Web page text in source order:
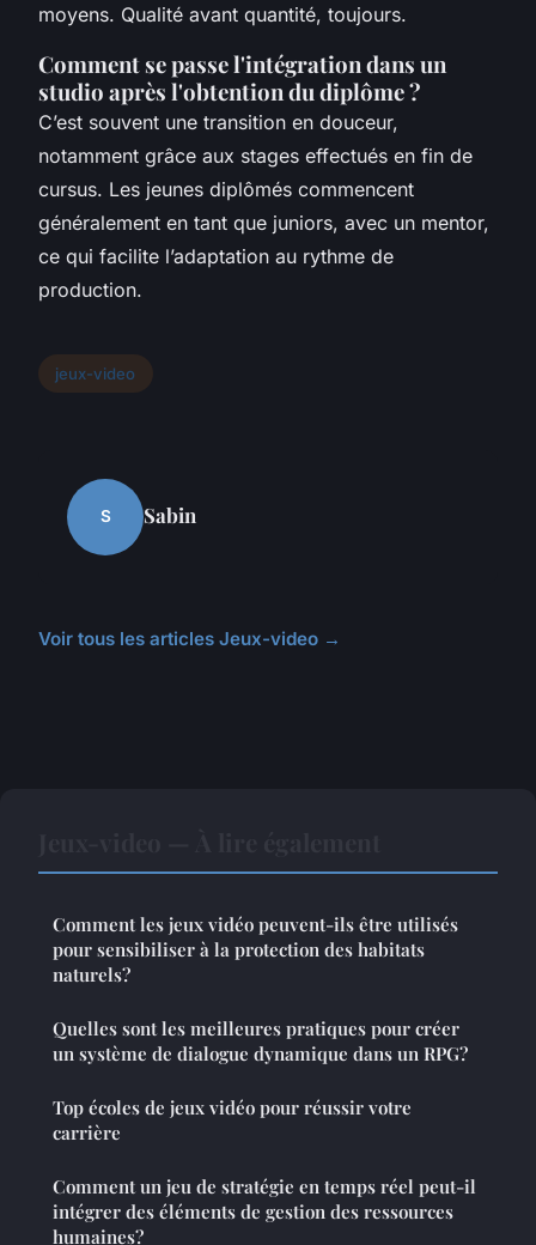
moyens. Qualité avant quantité, toujours.
Comment se passe l'intégration dans un
studio après l'obtention du diplôme ?
C’est souvent une transition en douceur,
notamment grâce aux stages effectués en fin de
cursus. Les jeunes diplômés commencent
généralement en tant que juniors, avec un mentor,
ce qui facilite l’adaptation au rythme de
production.
jeux-video
S Sabin
Voir tous les articles Jeux-video →
Comment les jeux vidéo peuvent-ils être utilisés
pour sensibiliser à la protection des habitats
naturels?
Quelles sont les meilleures pratiques pour créer
un système de dialogue dynamique dans un RPG?
Top écoles de jeux vidéo pour réussir votre
carrière
Comment un jeu de stratégie en temps réel peut-il
intégrer des éléments de gestion des ressources
humaines?